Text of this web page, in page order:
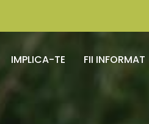
IMPLICA-TE FII INFORMAT